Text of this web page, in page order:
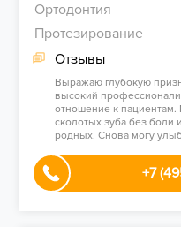
Ортодонтия
Протезирование
Отзывы
Выражаю глубокую
высокий
отношение к
сколотых зуба без боли
родных. Снова могу
+7